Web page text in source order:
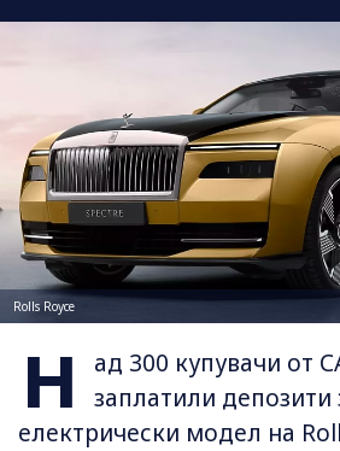
Rolls Royce
Н
ад 300 купувачи от
заплатили депозити
електрически модел на